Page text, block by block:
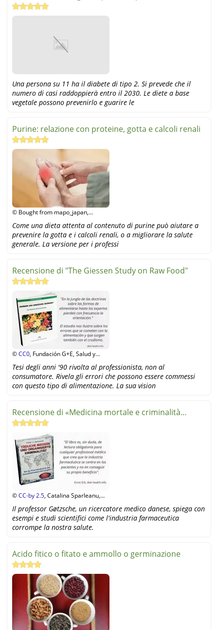
il diabe
Una persona su 11 ha il diabete di tipo 2. Si prevede che il
numero di casi raddoppierà entro il 2030. Le diete a base
vegetale possono prevenirlo e guarire le
Purine: relazione con proteine, gotta e calcoli renali
© Bought from mapo_japan,
Come una dieta attenta al contenuto di purine può aiutare a
prevenire la gotta e i calcoli renali, o a migliorare la salute
generale. La versione per i professi
Recensione di "The Giessen Study on Raw Food"
©CC0, Fundación G+E, Salud y
Tesi degli anni '90 rivolta al professionista, non al
consumatore. Rivela gli errori che possono essere commessi
con questo tipo di alimentazione. La sua vision
Recensione di «Medicina mortale e criminalità
organizzata»,
©CC-by 2.5, Catalina Sparleanu,
Switzerland
Il professor Gøtzsche, un ricercatore medico danese, spiega con
esempi e studi scientifici come l'industria farmaceutica
corrompe la nostra salute.
Acido fitico o fitato e ammollo o germinazione